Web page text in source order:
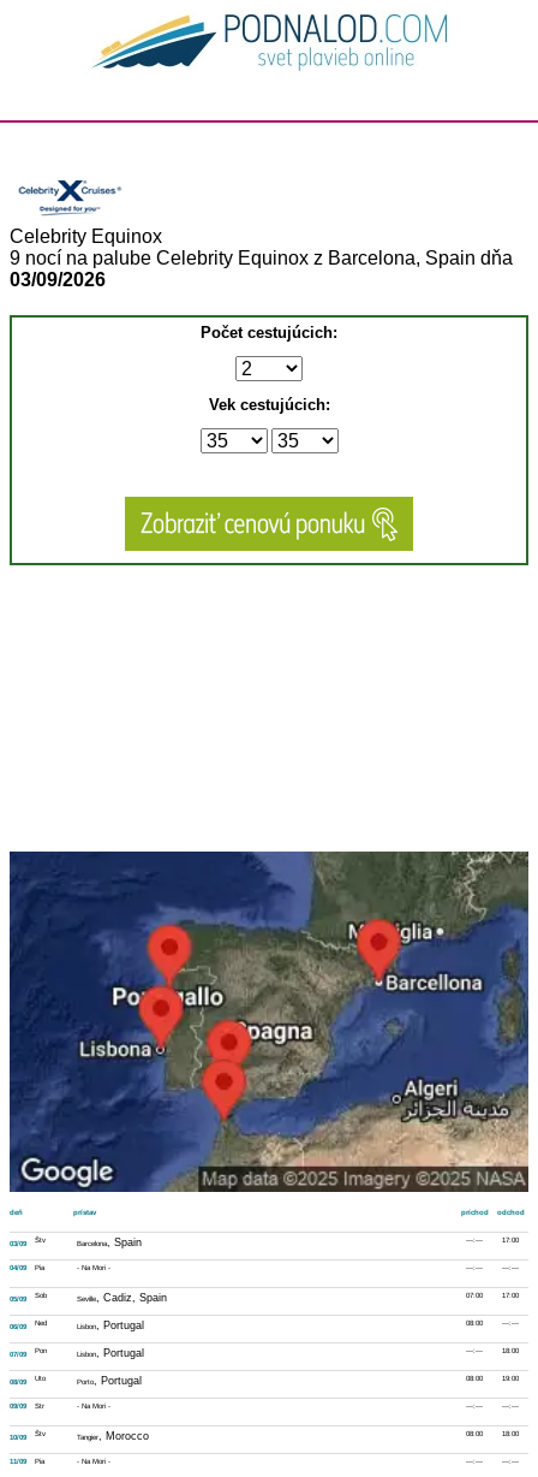
Celebrity Equinox
9 nocí na palube Celebrity Equinox z Barcelona, Spain dňa
03/09/2026
Počet cestujúcich:
Vek cestujúcich:
deň prístav odchod
príchod
17:00
---:---
03/09 Štv Barcelona, Spain
---:---
---:---
04/09 Pia - Na Mori -
17:00
07:00
05/09 Sob Seville, Cadiz, Spain
---:---
08:00
06/09 Ned Lisbon, Portugal
18:00
---:---
07/09 Pon Lisbon, Portugal
19:00
08:00
08/09 Uto Porto, Portugal
---:---
---:---
09/09 Str - Na Mori -
18:00
08:00
10/09 Štv Tangier, Morocco
---:---
---:---
11/09 Pia - Na Mori -